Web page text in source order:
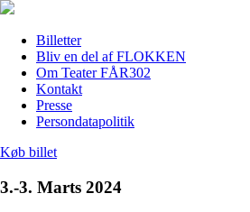
Billetter
Bliv en del af FLOKKEN
Om Teater FÅR302
Kontakt
Presse
Persondatapolitik
Køb billet
3.-3. Marts 2024